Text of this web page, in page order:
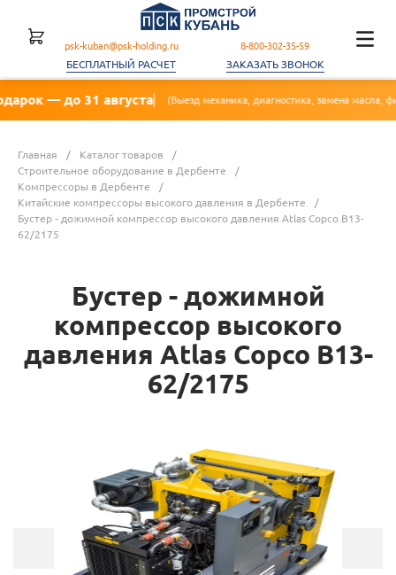
августа (Выезд механика, диагностика, замена масла, фильтра)🔥
psk-kuban@psk-holding.ru
БЕСПЛАТНЫЙ РАСЧЕТ
8-800-302-35-59
ЗАКАЗАТЬ ЗВОНОК
Главная / Каталог товаров
/
Строительное оборудование в Дербенте
/
Компрессоры в Дербенте
/
Китайские компрессоры высокого давления в Дербенте
/
Бустер - дожимной компрессор высокого давления Atlas Copco B13-
62/2175
Бустер - дожимной
компрессор высокого
давления Atlas Copco B13-
62/2175